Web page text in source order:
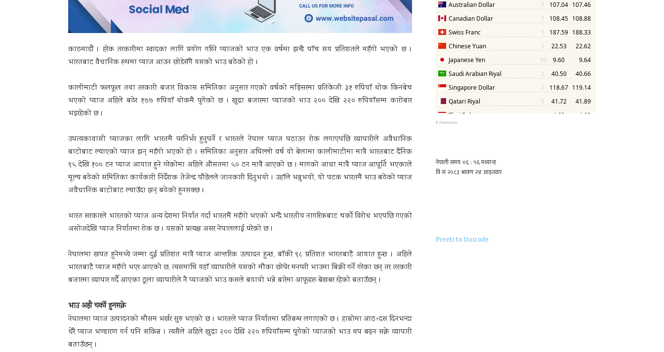
काठमाडौं । हरेक तरकारीमा स्वादका लागि प्रयोग गरिने प्याजको भाउ एक वर्षमा झन्डै पाँच सय प्रतिशतले महँगो भएको छ ।
भारतबाट वैधानिक रूपमा प्याज आउन छोडेसँगै यसको भाउ बढेको हो ।
कालीमाटी फलफूल तथा तरकारी बजार विकास समितिका अनुसार गएको वर्षको मङ्सिरमा प्रतिकेजी ३१ रुपियाँ थोक किनबेच
भएको प्याज अहिले बढेर १७७ रुपियाँ थोकमै पुगेको छ । खुद्रा बजारमा प्याजको भाउ २०० देखि २२० रुपियाँसम्म कारोबार
भइरहेको छ ।
उपत्यकावासी प्याजका लागि भारतमै परनिर्भर हुनुपर्ने र भारतले नेपाल प्याज पठाउन रोक लगाएपछि व्यापारीले अवैधानिक
बाटोबाट ल्याएको प्याज झन् महँगो भएको हो । समितिका अनुसार अघिल्लो वर्ष यो बेलामा कालीमाटीमा मात्रै भारतबाट दैनिक
९५ देखि १०० टन प्याज आयात हुने गरेकोमा अहिले औसतमा ५० टन मात्रै आएको छ । मागको आधा मात्रै प्याज आपूर्ति भएकाले
मूल्य बढेको समितिका कार्यकारी निर्देशक तेजेन्द्र पौडेलले जानकारी दिनुभयो । उहाँले भन्नुभयो, यो पटक भारतमै भाउ बढेको प्याज
अवैधानिक बाटोबाट ल्याउँदा झन् बढेको हुनसक्छ ।
भारत सरकारले भारतको प्याज अन्य देशमा निर्यात गर्दा भारतमै महँगो भएको भन्दै भारतीय नागरिकबाट चर्को विरोध भएपछि गएको
असोजदेखि प्याज निर्यातमा रोक छ । यसको प्रत्यक्ष असर नेपाललाई परेको छ ।
नेपालमा खपत हुनेमध्ये जम्मा दुई प्रतिशत मात्रै प्याज आन्तरिक उत्पादन हुन्छ, बाँकी ९८ प्रतिशत भारतबाटै आयात हुन्छ । अहिले
भारतबाटै प्याज महँगो भएर आएको छ, त्यसमाथि यहाँ व्यापारीले यसको मौका छोपेर मनपरी भाउमा बिक्री गर्ने गरेका छन् तर तरकारी
बजारमा व्यापार गर्दै आएका ठूला व्यापारीले नै प्याजको भाउ कसले बढायो भन्ने बारेमा आफूहरू बेखबर रहेको बताउँछन् ।
भाउ अझै चर्को हुनसक्ने
नेपालमा प्याज उत्पादनको मौसम भर्खर सुरु भएको छ । भारतले प्याज निर्यातमा प्रतिबन्ध लगाएको छ । हाम्रोमा आठ÷दस दिनभन्दा
धेरै प्याज भण्डारण गर्न पनि सकिन्न । त्यसैले अहिले खुद्रा २०० देखि २२० रुपियाँसम्म पुगेको प्याजको भाउ थप बढ्न सक्ने व्यापारी
बताउँछन् ।
© Psolution
Preeti to Unicode